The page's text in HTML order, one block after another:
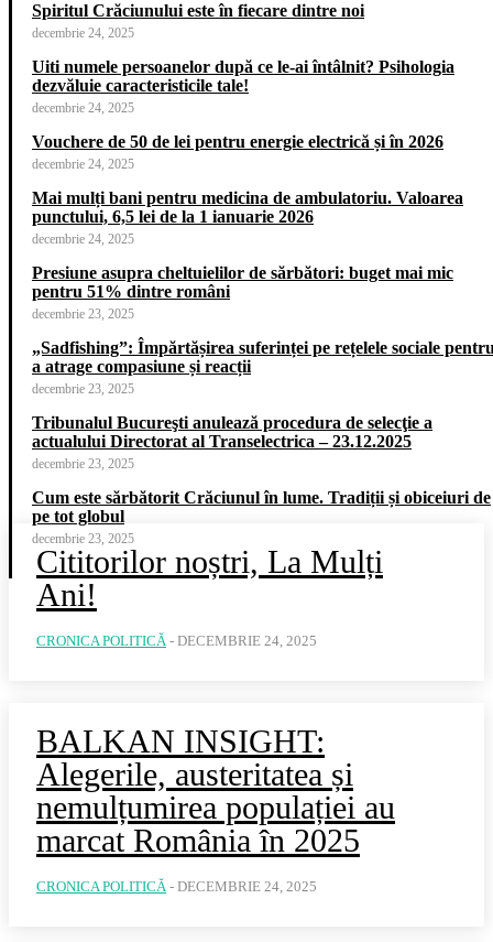
Spiritul Crăciunului este în fiecare dintre noi
decembrie 24, 2025
Uiti numele persoanelor după ce le-ai întâlnit? Psihologia
dezvăluie caracteristicile tale!
decembrie 24, 2025
Vouchere de 50 de lei pentru energie electrică și în 2026
decembrie 24, 2025
Mai mulți bani pentru medicina de ambulatoriu. Valoarea
punctului, 6,5 lei de la 1 ianuarie 2026
decembrie 24, 2025
Presiune asupra cheltuielilor de sărbători: buget mai mic
pentru 51% dintre români
decembrie 23, 2025
„Sadfishing”: Împărtășirea suferinței pe rețelele sociale
a atrage compasiune și reacții
decembrie 23, 2025
Tribunalul Bucureşti anulează procedura de selecţie a
actualului Directorat al Transelectrica – 23.12.2025
decembrie 23, 2025
Cum este sărbătorit Crăciunul în lume. Tradiții și obiceiuri de
pe tot globul
decembrie 23, 2025
Cititorilor noștri, La Mulți
Ani!
CRONICA POLITICĂ - DECEMBRIE 24, 2025
BALKAN INSIGHT:
Alegerile, austeritatea și
nemulțumirea populației au
marcat România în 2025
CRONICA POLITICĂ - DECEMBRIE 24, 2025